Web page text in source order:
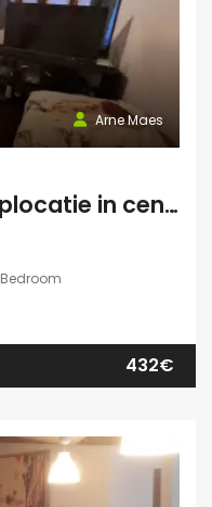
Arne Maes
Bemeubeld kot op toplocatie in centrum Mechelen met privédouche, dakterras en lavabo
Bedroom
432€